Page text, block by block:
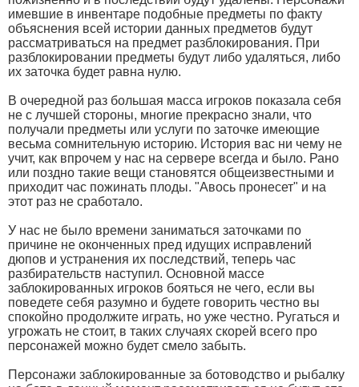
имевшие в инвентаре подобные предметы по факту
объяснения всей истории данных предметов будут
рассматриваться на предмет разблокирования. При
разблокировании предметы будут либо удаляться, либо
их заточка будет равна нулю.
В очередной раз большая масса игроков показала себя
не с лучшей стороны, многие прекрасно знали, что
получали предметы или услуги по заточке имеющие
весьма сомнительную историю. История вас ни чему не
учит, как впрочем у нас на сервере всегда и было. Рано
или поздно такие вещи становятся общеизвестными и
приходит час пожинать плоды. "Авось пронесет" и на
этот раз не сработало.
У нас не было времени заниматься заточками по
причине не оконченных пред идущих исправлений
дюпов и устранения их последствий, теперь час
разбирательств наступил. Основной массе
заблокированных игроков бояться не чего, если вы
поведете себя разумно и будете говорить честно вы
спокойно продолжите играть, но уже честно. Ругаться и
угрожать не стоит, в таких случаях скорей всего про
персонажей можно будет смело забыть.
Персонажи заблокированные за ботоводство и рыбалку